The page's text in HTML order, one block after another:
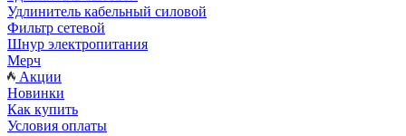
Удлинитель кабельный силовой
Фильтр сетевой
Шнур электропитания
Мерч
Акции
Новинки
Как купить
Условия оплаты